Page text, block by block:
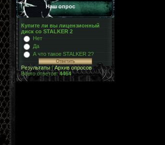
Наш опрос
Купите ли вы лицензионный
диск со STALKER 2
Нет
Да
А что такое STALKER 2?
Результаты|Архив опросов
Всего ответов:4464